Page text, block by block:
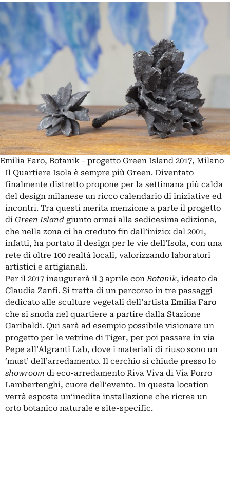
Emilia Faro, Botanik - progetto Green Island 2017, Milano
Il Quartiere Isola è sempre più Green. Diventato
finalmente distretto propone per la settimana più calda
del design milanese un ricco calendario di iniziative ed
incontri. Tra questi merita menzione a parte il progetto
di GreenIsland giunto ormai alla sedicesima edizione,
che nella zona ci ha creduto fin dall’inizio: dal 2001,
infatti, ha portato il design per le vie dell’Isola, con una
rete di oltre 100 realtà locali, valorizzando laboratori
artistici e artigianali.
Per il 2017 inaugurerà il 3 aprile conBotanik, ideato da
Claudia Zanfi. Si tratta di un percorso in tre passaggi
dedicato alle sculture vegetali dell’artista Emilia Faro
che si snoda nel quartiere a partire dalla Stazione
Garibaldi. Qui sarà ad esempio possibile visionare un
progetto per le vetrine di Tiger, per poi passare in via
Pepe all’Algranti Lab, dove i materiali di riuso sono un
‘must’ dell’arredamento. Il cerchio si chiude presso lo
showroom di eco-arredamento Riva Viva di Via Porro
Lambertenghi, cuore dell’evento. In questa location
verrà esposta un’inedita installazione che ricrea un
orto botanico naturale e site-specific.